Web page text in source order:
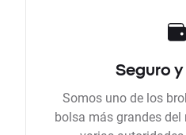
Seguro y
Somos uno de los
bolsa más grandes